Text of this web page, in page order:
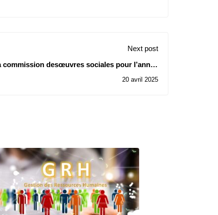
Next post
commission desœuvres sociales pour l’année
20 avril 2025